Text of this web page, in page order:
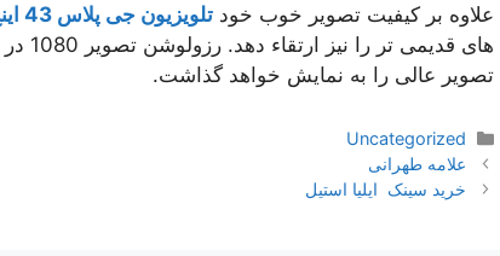
علاوه بر کیفیت تصویر خوب خود تلویزیون جی پلاس 43 اینچ
تصویر عالی را به نمایش خواهد گذاشت.
دسته‌ها
Uncategorized
ناوبری
نوشته‌ها
علامه طهرانی
خرید سینک ایلیا استیل